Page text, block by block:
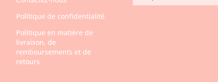
Politique de confidentialité
Politique en matière de
livraison, de
remboursements et de
retours